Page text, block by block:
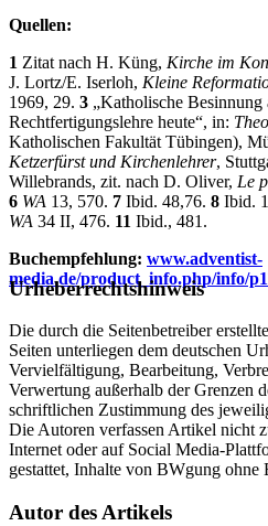
Quellen:
1 Zitat nach H. Küng, Kirche im
J. Lortz/E. Iserloh, Kleine
1969, 29. 3 „Katholische Besinnung
Rechtfertigungslehre heute“, in:
Katholischen Fakultät Tübingen),
Ketzerfürst und Kirchenlehrer,
Willebrands, zit. nach D. Oliver, Le
6 WA 13, 570. 7 Ibid. 48,76. 8 Ibid.
WA 34 II, 476. 11 Ibid., 481.
Buchempfehlung: www.adventist-
media.de/product_info.php/info/
Urheberrechtshinweis
Die durch die Seitenbetreiber
Seiten unterliegen dem deutschen
Vervielfältigung, Bearbeitung,
Verwertung außerhalb der Grenzen
schriftlichen Zustimmung des
Die Autoren verfassen Artikel nicht
Internet oder auf Social Media-
gestattet, Inhalte von BWgung
Autor des Artikels